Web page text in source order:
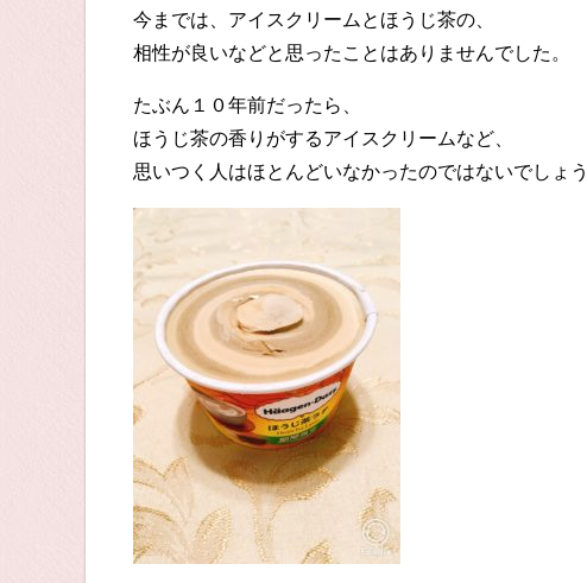
今までは、アイスクリームとほうじ茶の、
相性が良いなどと思ったことはありませんでした。
たぶん１０年前だったら、
ほうじ茶の香りがするアイスクリームなど、
思いつく人はほとんどいなかったのではないでしょ